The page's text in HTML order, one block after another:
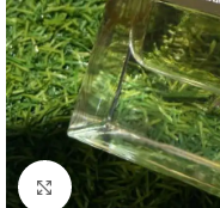
Click to enlarge